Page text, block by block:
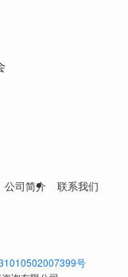
公司简介
联系我们
号